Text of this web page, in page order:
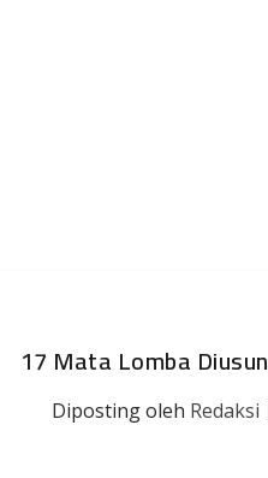
17 Mata Lomba
Diposting oleh Redaksi